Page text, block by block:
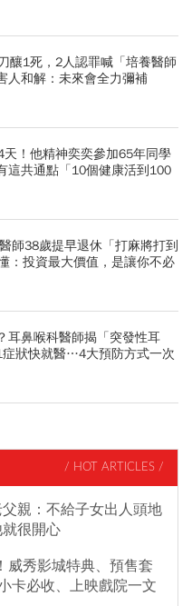
釀1死，2人認罪喊「培養醫師
人和解：未來會全力彌補
！他精神奕奕參加65年同學
這共通點「10個健康活到100
師38歲提早退休「打麻將打到
：投資最大價值，是讓你不必
耳鼻喉科醫師揭「突發性耳
狀快就醫…4大預防方式一次
/ HOT ARTICLES /
親：不給子女出人頭地
很開心
威秀影城特典、預售套
卡必收、上映戲院一文